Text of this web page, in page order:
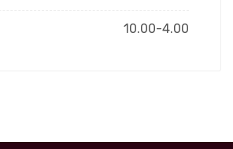
10.00-4.00